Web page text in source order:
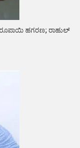
ರೂಪಾಯಿ ಹಗರಣ; ರಾಹುಲ್